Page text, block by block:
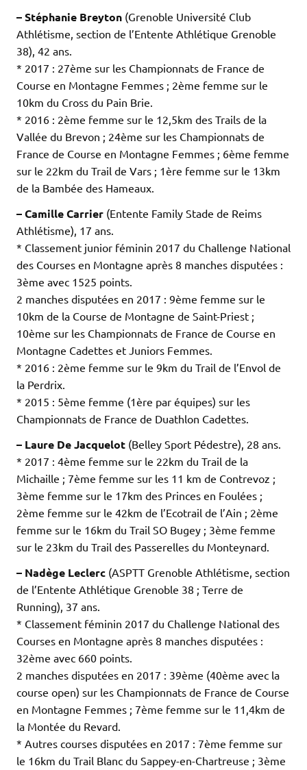
– Stéphanie Breyton (Grenoble Université Club
Athlétisme, section de l’Entente Athlétique Grenoble
38), 42 ans.
* 2017 : 27ème sur les Championnats de France de
Course en Montagne Femmes ; 2ème femme sur le
10km du Cross du Pain Brie.
* 2016 : 2ème femme sur le 12,5km des Trails de la
Vallée du Brevon ; 24ème sur les Championnats de
France de Course en Montagne Femmes ; 6ème femme
sur le 22km du Trail de Vars ; 1ère femme sur le 13km
de la Bambée des Hameaux.
– Camille Carrier (Entente Family Stade de Reims
Athlétisme), 17 ans.
* Classement junior féminin 2017 du Challenge National
des Courses en Montagne après 8 manches disputées :
3ème avec 1525 points.
2 manches disputées en 2017 : 9ème femme sur le
10km de la Course de Montagne de Saint-Priest ;
10ème sur les Championnats de France de Course en
Montagne Cadettes et Juniors Femmes.
* 2016 : 2ème femme sur le 9km du Trail de l’Envol de
la Perdrix.
* 2015 : 5ème femme (1ère par équipes) sur les
Championnats de France de Duathlon Cadettes.
– Laure De Jacquelot (Belley Sport Pédestre), 28 ans.
* 2017 : 4ème femme sur le 22km du Trail de la
Michaille ; 7ème femme sur les 11 km de Contrevoz ;
3ème femme sur le 17km des Princes en Foulées ;
2ème femme sur le 42km de l’Ecotrail de l’Ain ; 2ème
femme sur le 16km du Trail SO Bugey ; 3ème femme
sur le 23km du Trail des Passerelles du Monteynard.
– Nadège Leclerc (ASPTT Grenoble Athlétisme, section
de l’Entente Athlétique Grenoble 38 ; Terre de
Running), 37 ans.
* Classement féminin 2017 du Challenge National des
Courses en Montagne après 8 manches disputées :
32ème avec 660 points.
2 manches disputées en 2017 : 39ème (40ème avec la
course open) sur les Championnats de France de Course
en Montagne Femmes ; 7ème femme sur le 11,4km de
la Montée du Revard.
* Autres courses disputées en 2017 : 7ème femme sur
le 16km du Trail Blanc du Sappey-en-Chartreuse ; 3ème